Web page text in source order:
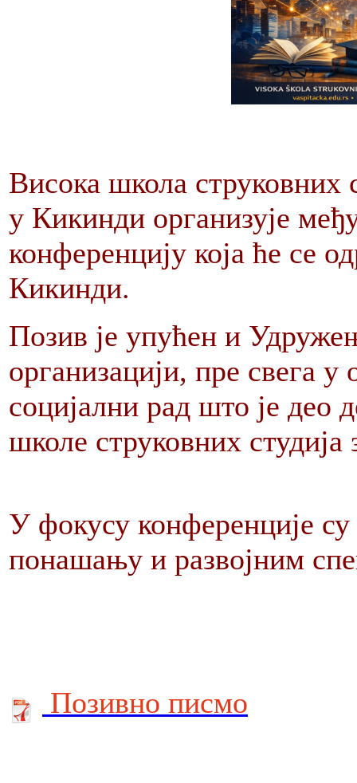
Висока школа струковних
у Кикинди организује
конференцију која ће се
Кикинди.
Позив је упућен и
организацији, пре свега у
социјални рад што је део
школе струковних студија
У фокусу конференције
понашању и развојним
Позивно писмо